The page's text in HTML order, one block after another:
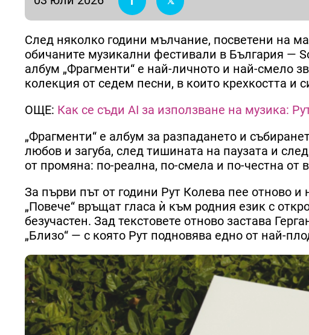
След няколко години мълчание, посветени на
обичаните музикални фестивали в България —
албум „Фрагменти“ е най-личното и най-смело
колекция от седем песни, в които крехкостта и
ОЩЕ: Как се съди AI за използване на музика:
„Фрагменти“ е албум за разпадането и
любов и загуба, след тишината на паузата и
от промяна: по-реална, по-смела и по-честна от
За първи път от години Рут Колева пее отново и
„Повече“ връщат гласа ѝ към родния език с
безучастен. Зад текстовете отново застава
„Близо“ — с която Рут подновява едно от най-